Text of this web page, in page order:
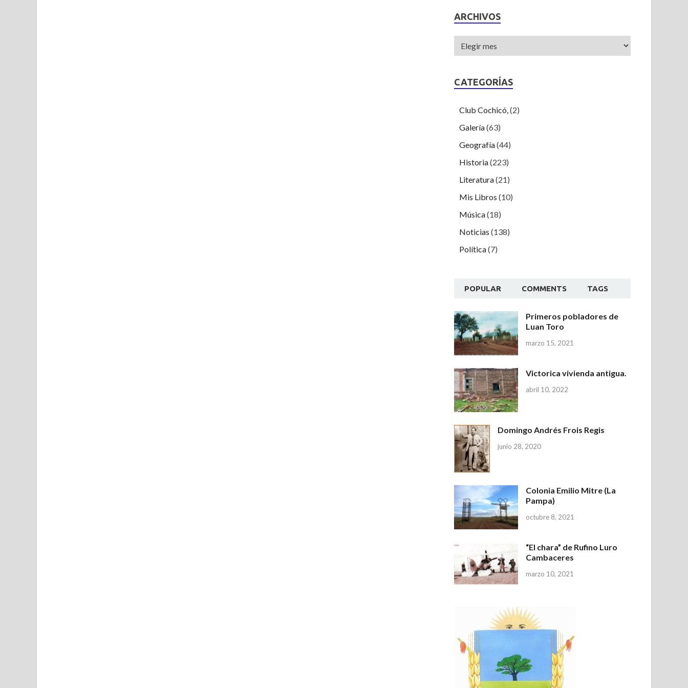
ARCHIVOS
CATEGORÍAS
Club Cochicó,(2)
Galería(63)
Geografía(44)
Historia(223)
Literatura(21)
Mis Libros (10)
Música(18)
Noticias (138)
Política(7)
POPULAR COMMENTS TAGS
Primeros pobladores de
Luan Toro
marzo 15, 2021
Victorica vivienda antigua.
abril 10, 2022
Domingo Andrés Frois Regis
junio 28, 2020
Colonia Emilio Mitre (La
Pampa)
octubre 8, 2021
“El chara” de Rufino Luro
Cambaceres
marzo 10, 2021